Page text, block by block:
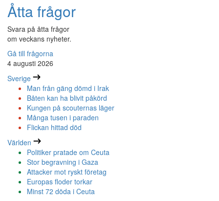
Åtta frågor
Svara på åtta frågor
om veckans nyheter.
Gå till frågorna
4 augusti 2026
Sverige
Man från gäng dömd i Irak
Båten kan ha blivit påkörd
Kungen på scouternas läger
Många tusen i paraden
Flickan hittad död
Världen
Politiker pratade om Ceuta
Stor begravning i Gaza
Attacker mot ryskt företag
Europas floder torkar
Minst 72 döda i Ceuta